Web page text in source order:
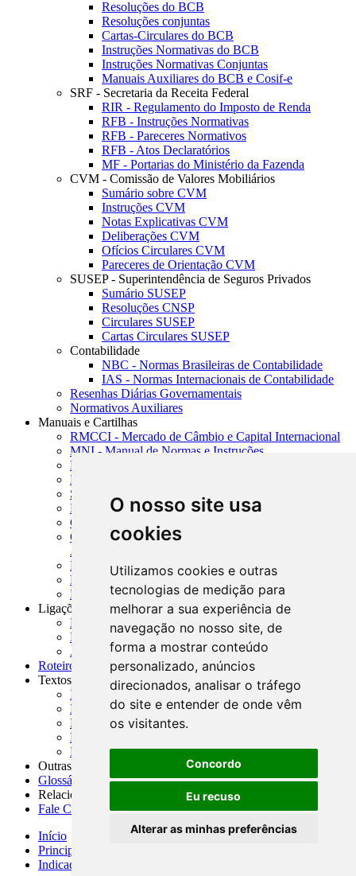
O nosso site usa
cookies
Utilizamos cookies e outras
tecnologias de medição para
melhorar a sua experiência de
navegação no nosso site, de
forma a mostrar conteúdo
personalizado, anúncios
direcionados, analisar o tráfego
do site e entender de onde vêm
os visitantes.
Concordo
Eu recuso
Alterar as minhas preferências
Resoluções do BCB
Resoluções conjuntas
Cartas-Circulares do BCB
Instruções Normativas do BCB
Instruções Normativas Conjuntas
Manuais Auxiliares do BCB e Cosif-e
SRF - Secretaria da Receita Federal
RIR - Regulamento do Imposto de Renda
RFB - Instruções Normativas
RFB - Pareceres Normativos
RFB - Atos Declaratórios
MF - Portarias do Ministério da Fazenda
CVM - Comissão de Valores Mobiliários
Sumário sobre CVM
Instruções CVM
Notas Explicativas CVM
Deliberações CVM
Ofícios Circulares CVM
Pareceres de Orientação CVM
SUSEP - Superintendência de Seguros Privados
Sumário SUSEP
Resoluções CNSP
Circulares SUSEP
Cartas Circulares SUSEP
Contabilidade
NBC - Normas Brasileiras de Contabilidade
IAS - Normas Internacionais de Contabilidade
Resenhas Diárias Governamentais
Normativos Auxiliares
Manuais e Cartilhas
RMCCI - Mercado de Câmbio e Capital Internacional
MNI - Manual de Normas e Instruções
MTVM - Manual de Títulos e Valores Mobiliários
MCR - Manual de Crédito Rural
SISORF - Manual de Organização do SFN
MASUP - Manual de Supervisão Bancária
CADOC - Catálogo de Documentos
CNAE-CONCLA - Classificação Nacional de
Atividades Econômicas
PMF - Cartilhas do BCB
Manuais Auxiliares do BCB e Cosif-e
Resenhas Diárias Governamentais
Ligações Externas
Links Úteis
Presidência da República
Agências Nacionais Reguladoras
Roteiros para Estudos
Textos
Índice de Textos
Editorial
Monografias
Na Imprensa
Fórum de Discussão
Outras ferramentas
Glossário
Relacionamento
Fale Conosco
Início
Principais notícias
Indicadores